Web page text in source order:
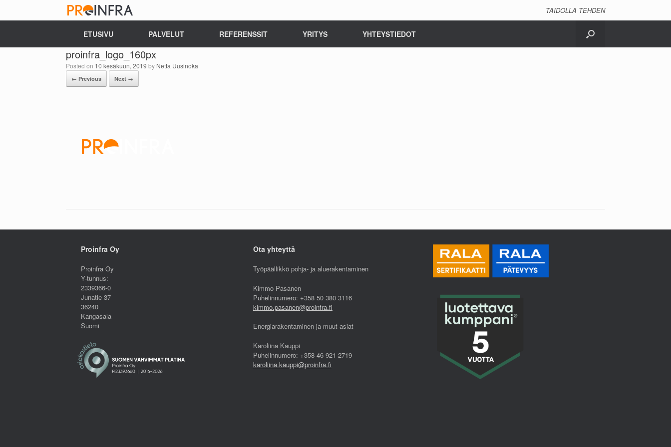
TAIDOLLA TEHDEN
ETUSIVU PALVELUT REFERENSSIT YRITYS YHTEYSTIEDOT
proinfra_logo_160px
Posted on 10 kesäkuun, 2019 by Netta Uusinoka
← Previous Next →
Proinfra Oy
Proinfra Oy
Y-tunnus:
2339366-0
Junatie 37
36240
Kangasala
Suomi
Ota yhteyttä
Työpäällikkö pohja- ja aluerakentaminen
Kimmo Pasanen
Puhelinnumero: +358 50 380 3116
kimmo.pasanen@proinfra.fi
Energiarakentaminen ja muut asiat
Karoliina Kauppi
Puhelinnumero: +358 46 921 2719
karoliina.kauppi@proinfra.fi